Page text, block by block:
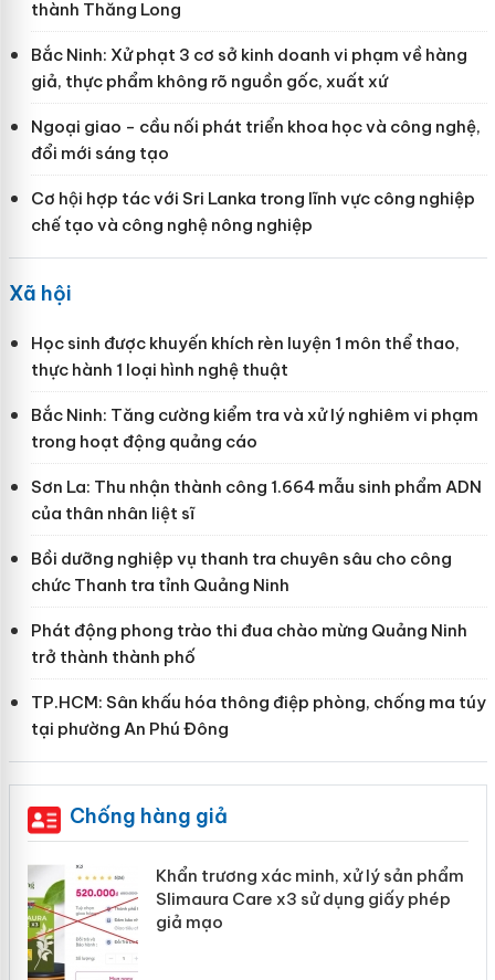
thành Thăng Long
Bắc Ninh: Xử phạt 3 cơ sở kinh doanh vi phạm về hàng
giả, thực phẩm không rõ nguồn gốc, xuất xứ
Ngoại giao - cầu nối phát triển khoa học và công nghệ,
đổi mới sáng tạo
Cơ hội hợp tác với Sri Lanka trong lĩnh vực công nghiệp
chế tạo và công nghệ nông nghiệp
Xã hội
Học sinh được khuyến khích rèn luyện 1 môn thể thao,
thực hành 1 loại hình nghệ thuật
Bắc Ninh: Tăng cường kiểm tra và xử lý nghiêm vi phạm
trong hoạt động quảng cáo
Sơn La: Thu nhận thành công 1.664 mẫu sinh phẩm ADN
của thân nhân liệt sĩ
Bồi dưỡng nghiệp vụ thanh tra chuyên sâu cho công
chức Thanh tra tỉnh Quảng Ninh
Phát động phong trào thi đua chào mừng Quảng Ninh
trở thành thành phố
TP.HCM: Sân khấu hóa thông điệp phòng, chống ma túy
tại phường An Phú Đông
Chống hàng giả
Khẩn trương xác minh, xử lý sản phẩm
Slimaura Care x3 sử dụng giấy phép
giả mạo